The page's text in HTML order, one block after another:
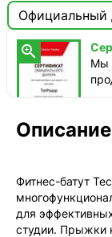
Сертификат
Мы продаём
официальной
Официальный

Мы
Фитнес-батут
для
студии. Прыжки